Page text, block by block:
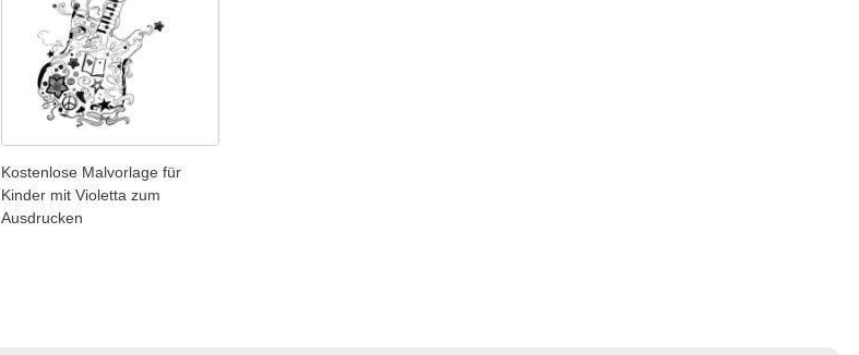
Kostenlose Malvorlage für
Kinder mit Violetta zum
Ausdrucken